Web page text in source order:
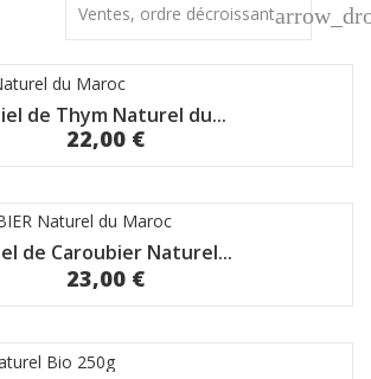
Ventes, ordre décroissant
de Thym Naturel du...
22,00 €
de Caroubier Naturel...
23,00 €